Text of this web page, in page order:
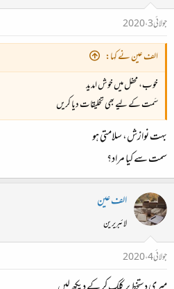
جولائی 3، 2020
الف عین نے کہا:
خوب، محفل میں خوش امدید
سَمت کے لیے بھی تخلیقات دیا کریں
بہت نوازش، سلامتی ہو
سمت سے کیا مراد؟
الف عین
لائبریرین
جولائی 4، 2020